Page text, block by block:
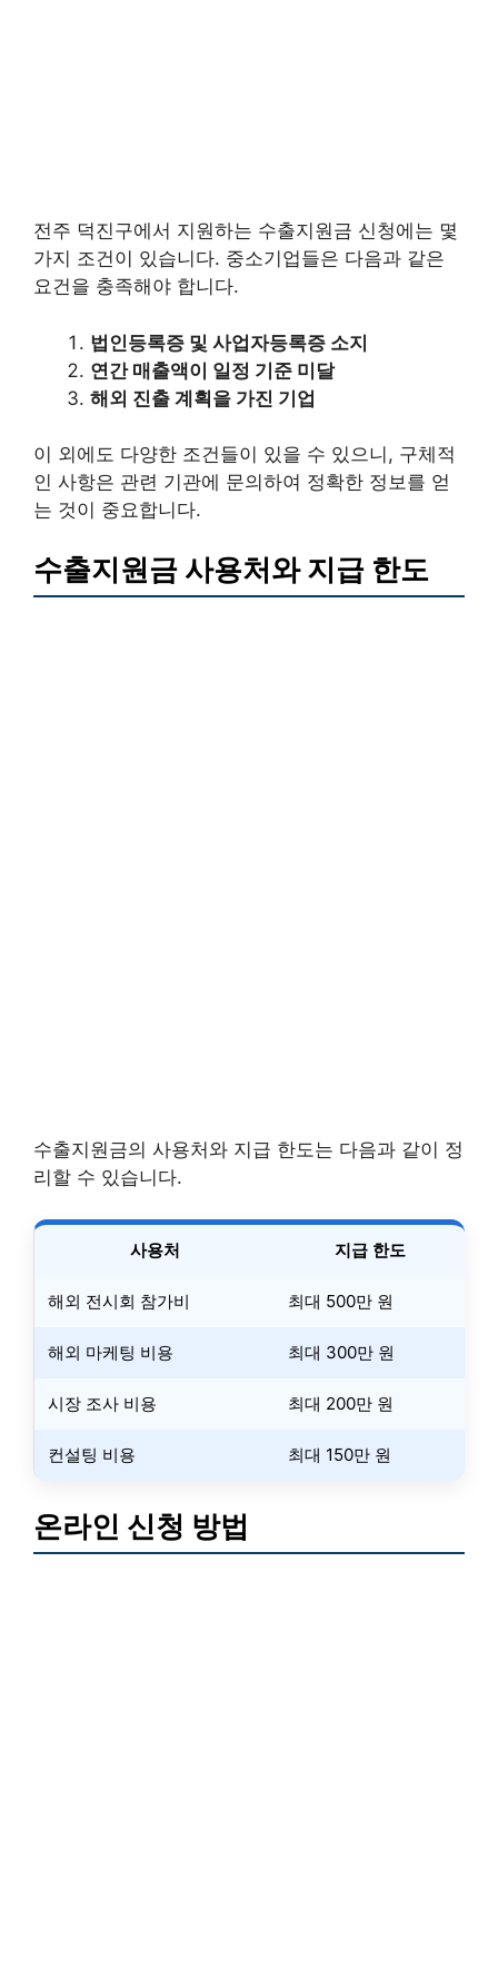
전주 덕진구에서 지원하는 수출지원금 신청에는 몇
가지 조건이 있습니다. 중소기업들은 다음과 같은
요건을 충족해야 합니다.
법인등록증 및 사업자등록증 소지
연간 매출액이 일정 기준 미달
해외 진출 계획을 가진 기업
이 외에도 다양한 조건들이 있을 수 있으니, 구체적
인 사항은 관련 기관에 문의하여 정확한 정보를 얻
는 것이 중요합니다.
수출지원금 사용처와 지급 한도
수출지원금의 사용처와 지급 한도는 다음과 같이 정
리할 수 있습니다.
사용처 지급 한도
해외 전시회 참가비 최대 500만 원
해외 마케팅 비용 최대 300만 원
시장 조사 비용 최대 200만 원
컨설팅 비용 최대 150만 원
온라인 신청 방법